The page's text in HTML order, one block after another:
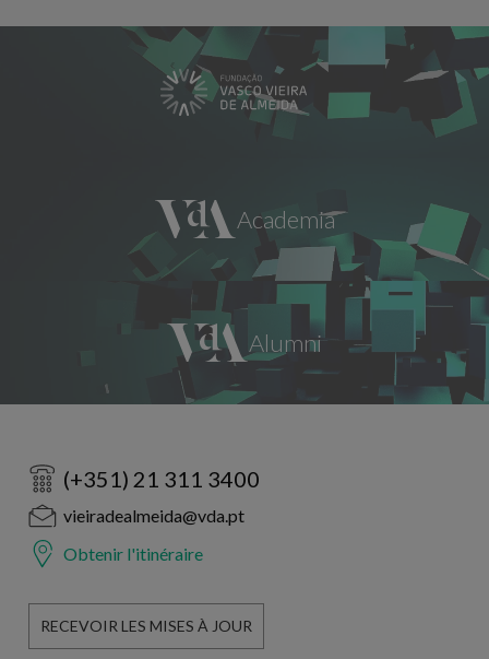
(+351) 21 311 3400
vieiradealmeida@vda.pt
Obtenir l'itinéraire
RECEVOIR LES MISES À JOUR